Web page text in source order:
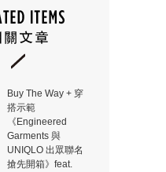
Buy The Way + 穿
搭示範
《Engineered
Garments 與
UNIQLO 出眾聯名
搶先開箱》feat.